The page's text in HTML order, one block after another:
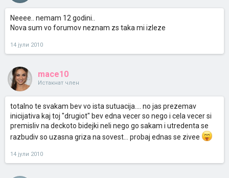
Neeee.. nemam 12 godini..
Nova sum vo forumov neznam zs taka mi izleze
14 јули 2010
mace10
Истакнат член
totalno te svakam bev vo ista sutuacija.... no jas prezemav
inicijativa kaj toj "drugiot" bev edna vecer so nego i cela vecer si
premisliv na deckoto bidejki neli nego go sakam i utredenta se
razbudiv so uzasna griza na sovest... probaj ednas se zivee
14 јули 2010